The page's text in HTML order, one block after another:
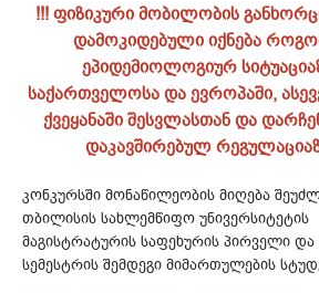
!!! ფიზიკური მობილობის
დამოკიდებული იქნება
ეპიდემიოლოგიურ
საქართველოსა და ევროპაში,
ქვეყანაში შესვლასთან და
დაკავშირებულ
კონკურსში მონაწილეობის მიღება
თბილისის სახლემწიფო უნივერსიტეტის
მაგისტრატურის საფეხურის პირველი
სემესტრის შემდეგი მიმართულების